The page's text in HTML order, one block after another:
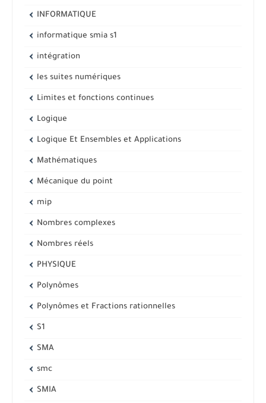
INFORMATIQUE
informatique smia s1
intégration
les suites numériques
Limites et fonctions continues
Logique
Logique Et Ensembles et Applications
Mathématiques
Mécanique du point
mip
Nombres complexes
Nombres réels
PHYSIQUE
Polynômes
Polynômes et Fractions rationnelles
S1
SMA
smc
SMIA